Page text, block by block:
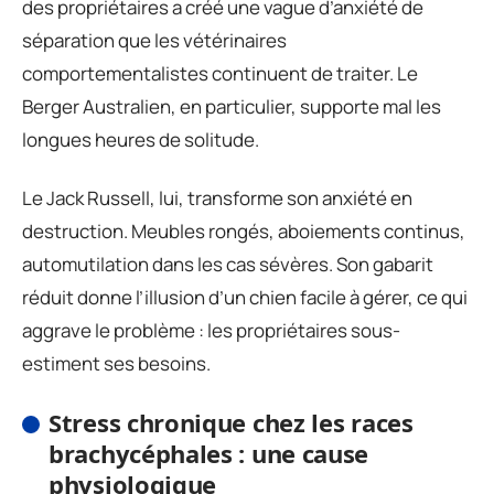
des propriétaires a créé une vague d’anxiété de
séparation que les vétérinaires
comportementalistes continuent de traiter. Le
Berger Australien, en particulier, supporte mal les
longues heures de solitude.
Le Jack Russell, lui, transforme son anxiété en
destruction. Meubles rongés, aboiements continus,
automutilation dans les cas sévères. Son gabarit
réduit donne l’illusion d’un chien facile à gérer, ce qui
aggrave le problème : les propriétaires sous-
estiment ses besoins.
Stress chronique chez les races
brachycéphales : une cause
physiologique